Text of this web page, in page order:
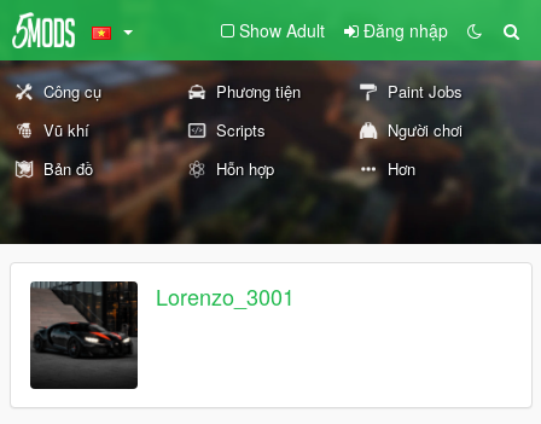
Show Adult Đăng nhập
Công cụ Phương tiện
Paint Jobs
Vũ khí
Scripts
Người chơi
Bản đồ
Hỗn hợp Hơn
Lorenzo_3001